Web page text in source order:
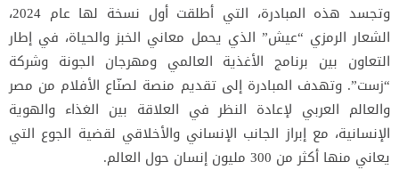
وتجسد هذه المبادرة، التي أطلقت أول نسخة لها عام 2024،
الشعار الرمزي “عيش” الذي يحمل معاني الخبز والحياة، في إطار
التعاون بين برنامج الأغذية العالمي ومهرجان الجونة وشركة
“زست”. وتهدف المبادرة إلى تقديم منصة لصنّاع الأفلام من مصر
والعالم العربي لإعادة النظر في العلاقة بين الغذاء والهوية
الإنسانية، مع إبراز الجانب الإنساني والأخلاقي لقضية الجوع التي
يعاني منها أكثر من 300 مليون إنسان حول العالم.